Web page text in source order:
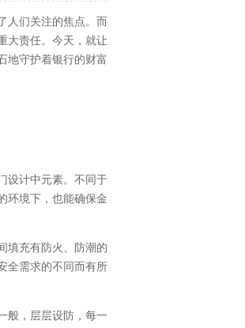
人们关注的焦点。而
大责任。今天，就让
地守护着银行的财富
设计中元素。不同于
环境下，也能确保金
填充有防火、防潮的
全需求的不同而有所
般，层层设防，每一